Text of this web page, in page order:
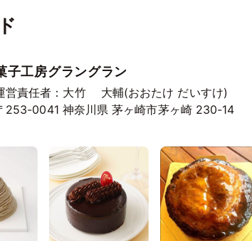
子工房グラングラン
営責任者：大竹 大輔(おおたけ だいすけ)
253-0041 神奈川県 茅ヶ崎市茅ヶ崎 230-14